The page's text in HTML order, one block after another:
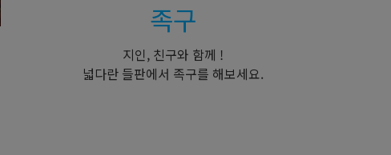
족구
지인, 친구와 함께 !
넓다란 들판에서 족구를 해보세요.